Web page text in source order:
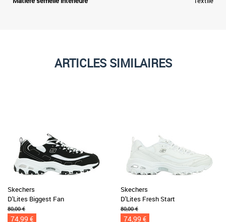
ARTICLES SIMILAIRES
Skechers
D'Lites Biggest Fan
80,00 €
74,99 €
Skechers
D'Lites Fresh Start
80,00 €
74,99 €